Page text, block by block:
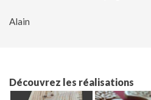
Alain
Découvrez les réalisations